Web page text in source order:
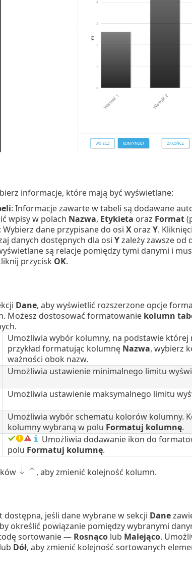
informacje, które mają być wyświetlane:
: Informacje zawarte w tabeli są dodawane
wpisy w polach Nazwa, Etykieta oraz Format
Wybierz dane przypisane do osi Xoraz Y.
danych dostępnych dla osi Yzależy zawsze od
są relacje pomiędzy tymi danymi i
przycisk OK.
Dane, aby wyświetlić rozszerzone opcje
Możesz dostosować formatowanie kolumn
Umożliwia wybór kolumny, na podstawie
przykład formatując kolumnę Nazwa, wybierz
ważności obok nazw.
Umożliwia ustawienie minimalnego limitu
Umożliwia ustawienie maksymalnego limitu
Umożliwia wybór schematu kolorów kolumny.
kolumny wybraną w polu Formatuj kolumnę.
Umożliwia dodawanie ikon do
polu Formatuj kolumnę.
, aby zmienić kolejność kolumn.
dostępna, jeśli dane wybrane w sekcji Dane
określić powiązanie pomiędzy wybranymi
sortowanie — Rosnącolub Malejąco.
lub Dół, aby zmienić kolejność sortowanych